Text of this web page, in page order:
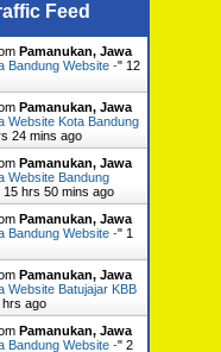
Feed
Pamanukan, Jawa
Bandung Website -" 12
Pamanukan, Jawa
Website Kota Bandung
24 mins ago
Pamanukan, Jawa
Website Bandung
15 hrs 50 mins ago
Pamanukan, Jawa
Bandung Website -" 1
Pamanukan, Jawa
Website Batujajar KBB
hrs ago
Pamanukan, Jawa
Bandung Website -" 2